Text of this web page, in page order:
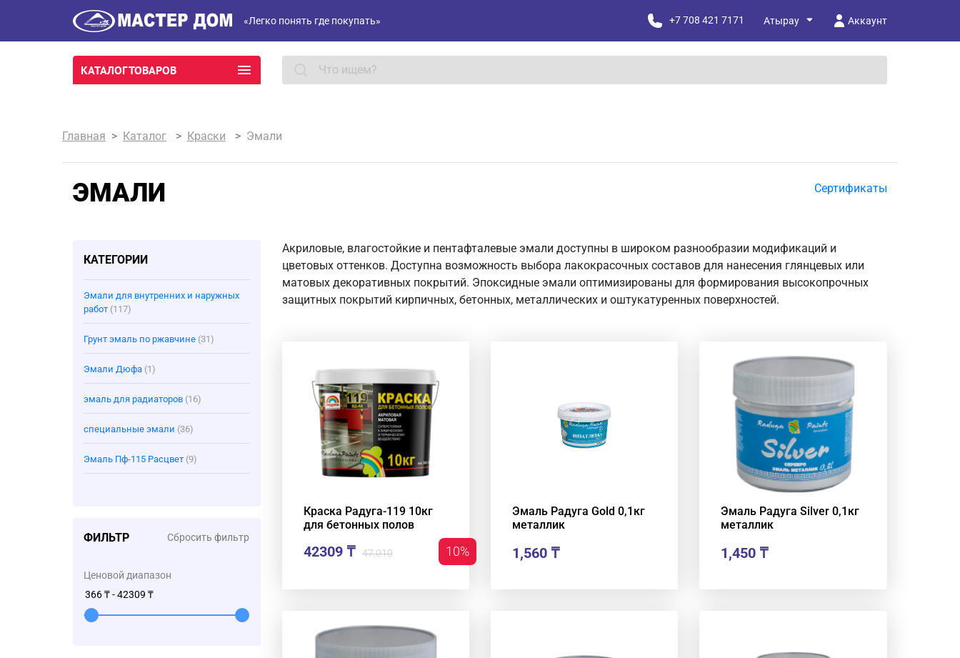
«Легко понять где покупать» +7 708 421 7171 Аккаунт
КАТАЛОГ ТОВАРОВ
Главная Каталог Краски Эмали
ЭМАЛИ Сертификаты
КАТЕГОРИИ
Эмали для внутренних и наружных
работ (117)
Грунт эмаль по ржавчине (31)
Эмали Дюфа (1)
эмаль для радиаторов (16)
специальные эмали (36)
Эмаль Пф-115 Расцвет (9)
ФИЛЬТР Сбросить фильтр
Ценовой диапазон
Акриловые, влагостойкие и пентафталевые эмали доступны в широком разнообразии модификаций и
цветовых оттенков. Доступна возможность выбора лакокрасочных составов для нанесения глянцевых или
матовых декоративных покрытий. Эпоксидные эмали оптимизированы для формирования высокопрочных
защитных покрытий кирпичных, бетонных, металлических и оштукатуренных поверхностей.
Краска Радуга-119 10кг
для бетонных полов
42309 ₸ 47,010 10%
Эмаль Радуга Gold 0,1кг
металлик
1,560₸
Эмаль Радуга Silver 0,1кг
металлик
1,450 ₸